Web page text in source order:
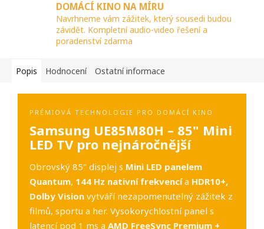
DOMÁCÍ KINO NA MÍRU
Navrhneme vám zážitek, který sousedi budou
závidět. Kompletní audio-video řešení a
poradenství zdarma
Popis Hodnocení Ostatní informace
PRÉMIOVÁ TECHNOLOGIE PRO DOMÁCÍ KINO
Samsung UE85M80H – 85" Mini
LED TV pro nejnáročnější
Obrovský 85" displej s Mini LED panelem
Quantum, 144 Hz nativní frekvencía HDR10+,
Dolby Vision vytváří nezapomenutelný zážitek z
filmů, sportu a her. Vysokorychlostní panel s
latencí pod 1 ms a AMD FreeSync Premium +